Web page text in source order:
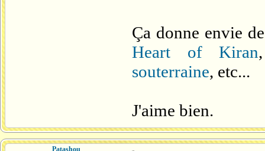
Ça donne envie
Heart of Kiran
souterraine, etc...
J'aime bien.
Patashou